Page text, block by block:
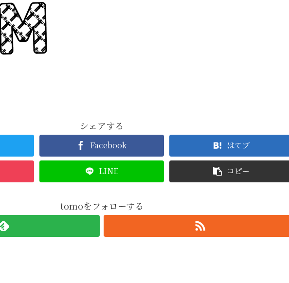
シェアする
Facebook はてブ
LINE コピー
tomoをフォローする